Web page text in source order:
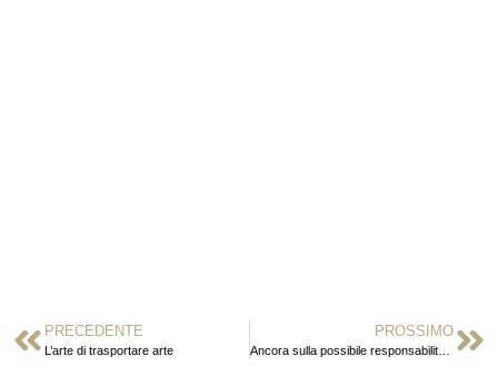
PRECEDENTE
L’arte di trasportare arte
PROSSIMO
Ancora sulla possibile responsabilità del committente per la gestione dei rifiuti prodotti dall’appaltatore